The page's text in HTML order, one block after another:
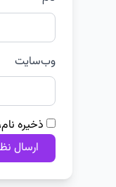
وب‌سایت
ذخیره